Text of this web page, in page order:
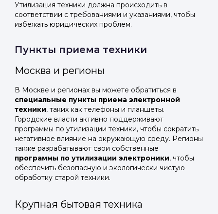
Утилизация техники должна происходить в
соответствии с требованиями и указаниями, чтобы
избежать юридических проблем.
Пункты приема техники
Москва и регионы
В Москве и регионах вы можете обратиться в
специальные пункты приема электронной
техники, таких как телефоны и планшеты.
Городские власти активно поддерживают
программы по утилизации техники, чтобы сократить
негативное влияние на окружающую среду. Регионы
также разрабатывают свои собственные
программы по утилизации электроники, чтобы
обеспечить безопасную и экологически чистую
обработку старой техники.
Крупная бытовая техника